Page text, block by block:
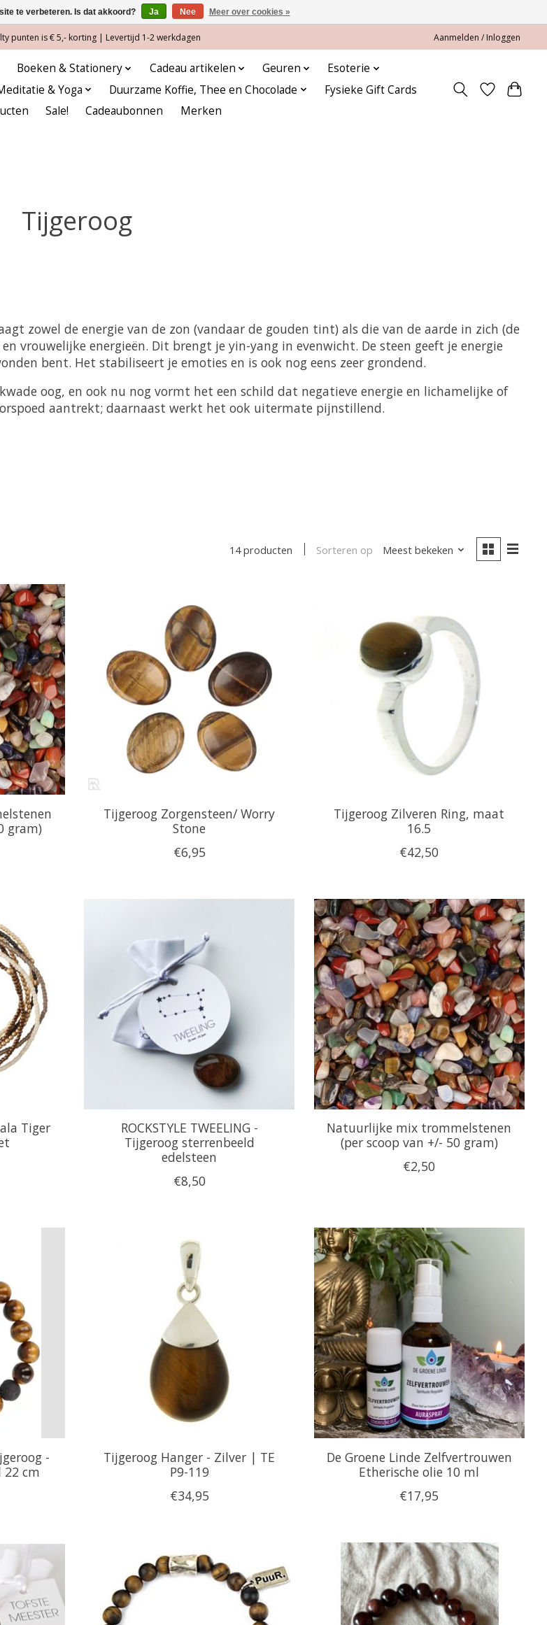
punten is € 5,- korting | Levertijd 1-2 werkdagen Aanmelden / Inloggen
Boeken & Stationery Cadeau artikelen Geuren
Esoterie
& Yoga Duurzame Koffie, Thee en Chocolade
Fysieke Gift Cards
Sale! Cadeaubonnen Merken
Tijgeroog
zowel de energie van de zon (vandaar de gouden tint) als die van de aarde in zich (de
vrouwelijke energieën. Dit brengt je yin-yang in evenwicht. De steen geeft je energie
bent. Het stabiliseert je emoties en is ook nog eens zeer grondend.
oog, en ook nu nog vormt het een schild dat negatieve energie en lichamelijke of
aantrekt; daarnaast werkt het ook uitermate pijnstillend.
14 producten Sorteren op Meest bekeken
gram)
Tijgeroog Zorgensteen/ Worry
Stone
€6,95
Tijgeroog Zilveren Ring, maat
16.5
€42,50
Tiger
ROCKSTYLE TWEELING -
Tijgeroog sterrenbeeld
edelsteen
€8,50
Natuurlijke mix trommelstenen
(per scoop van +/- 50 gram)
€2,50
-
cm
Tijgeroog Hanger - Zilver | TE
P9-119
€34,95
De Groene Linde Zelfvertrouwen
Etherische olie 10 ml
€17,95
te verbeteren. Is dat akkoord? Ja Nee Meer over cookies »